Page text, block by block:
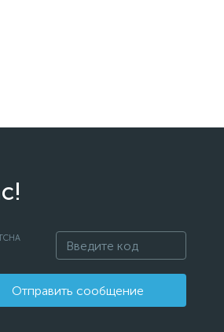
Отправить сообщение